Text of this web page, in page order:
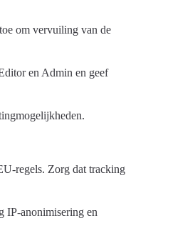
om vervuiling van de
en Admin en geef
regels. Zorg dat tracking
IP-anonimisering en